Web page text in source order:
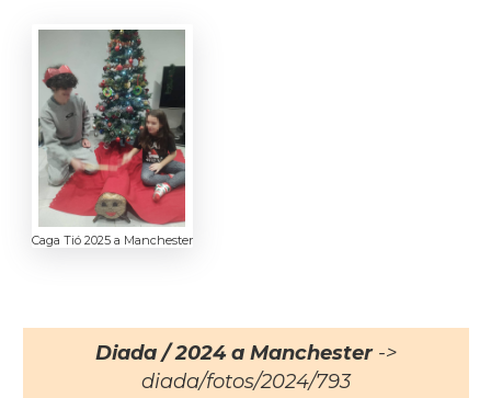
Caga Tió 2025 a Manchester
Diada / 2024 a Manchester->
diada/fotos/2024/793